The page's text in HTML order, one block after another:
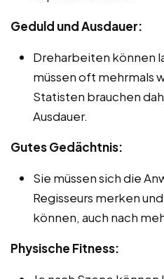
Geduld und Ausdauer:
Dreharbeiten können
müssen oft mehrmals
Statisten brauchen
Ausdauer.
Gutes Gedächtnis:
Sie müssen sich die
Regisseurs merken
können, auch nach
Physische Fitness: